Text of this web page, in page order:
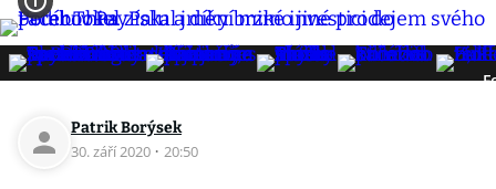
Patrik Borýsek
30. září 2020 · 20:50